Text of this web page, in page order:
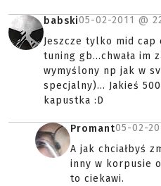
babski05-02-2011 @
Jeszcze tylko mid cap
tuning gb...chwała im
wymyślony np jak w
specjalny)... Jakieś
kapustka :D
Promant05-02-
A jak chciałbyś
inny w korpusie
to ciekawi.